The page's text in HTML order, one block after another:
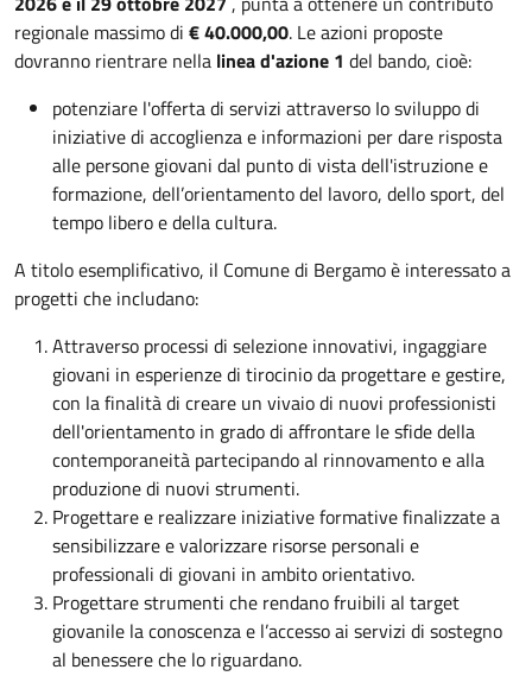
regionale massimo di € 40.000,00. Le azioni proposte
dovranno rientrare nella linea d'azione 1 del bando, cioè:
potenziare l'offerta di servizi attraverso Io sviluppo di
iniziative di accoglienza e informazioni per dare risposta
alle persone giovani dal punto di vista dell'istruzione e
formazione, dell’orientamento del lavoro, dello sport, del
tempo libero e della cultura.
A titolo esemplificativo, il Comune di Bergamo è interessato a
progetti che includano:
Attraverso processi di selezione innovativi, ingaggiare
giovani in esperienze di tirocinio da progettare e gestire,
con la finalità di creare un vivaio di nuovi professionisti
dell'orientamento in grado di affrontare le sfide della
contemporaneità partecipando al rinnovamento e alla
produzione di nuovi strumenti.
Progettare e realizzare iniziative formative finalizzate a
sensibilizzare e valorizzare risorse personali e
professionali di giovani in ambito orientativo.
Progettare strumenti che rendano fruibili al target
giovanile la conoscenza e l’accesso ai servizi di sostegno
al benessere che lo riguardano.